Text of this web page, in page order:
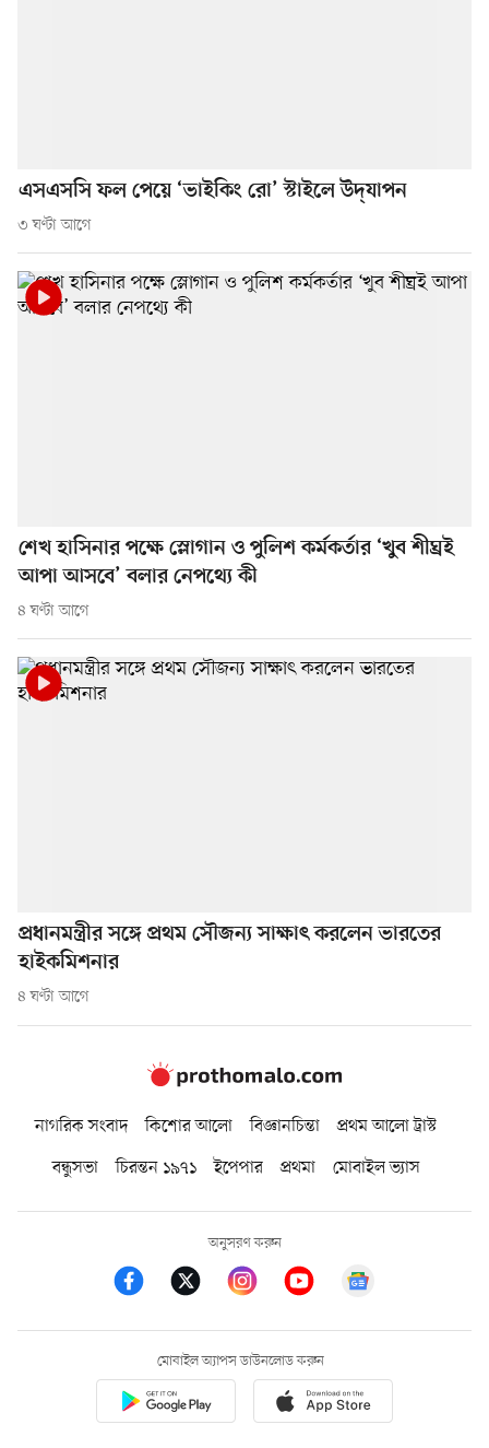
এসএসসি ফল পেয়ে ‘ভাইকিং রো’ স্টাইলে উদ্‌যাপন
৩ ঘণ্টা আগে
শেখ হাসিনার পক্ষে স্লোগান ও পুলিশ কর্মকর্তার ‘খুব শীঘ্রই
আপা আসবে’ বলার নেপথ্যে কী
৪ ঘণ্টা আগে
প্রধানমন্ত্রীর সঙ্গে প্রথম সৌজন্য সাক্ষাৎ করলেন ভারতের
হাইকমিশনার
৪ ঘণ্টা আগে
নাগরিক সংবাদ কিশোর আলো বিজ্ঞানচিন্তা
প্রথম আলো ট্রাস্ট
বন্ধুসভা
চিরন্তন ১৯৭১ ইপেপার প্রথমা মোবাইল ভ্যাস
অনুসরণ করুন
মোবাইল অ্যাপস ডাউনলোড করুন